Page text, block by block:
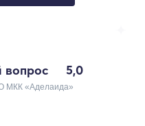
вопрос 5,0
МКК «Аделаида»